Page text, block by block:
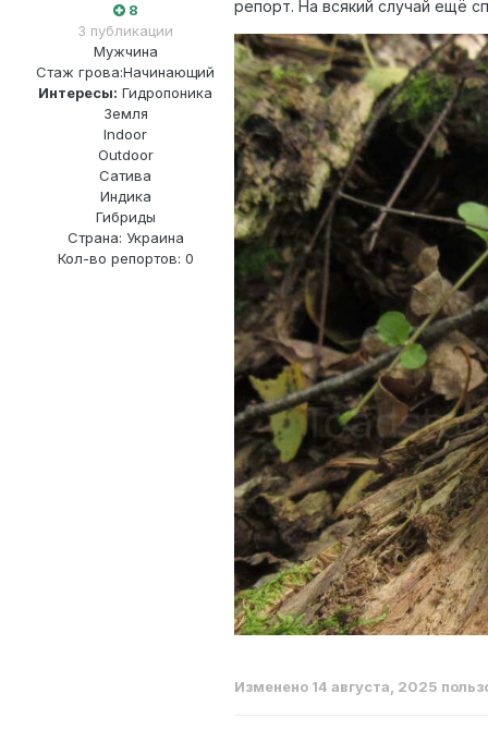
8
3 публикации
Мужчина
Стаж грова:Начинающий
Интересы: Гидропоника
Земля
Indoor
Outdoor
Сатива
Индика
Гибриды
Страна: Украина
Кол-во репортов: 0
репорт. На всякий случай ещё
Изменено 14 августа, 2025